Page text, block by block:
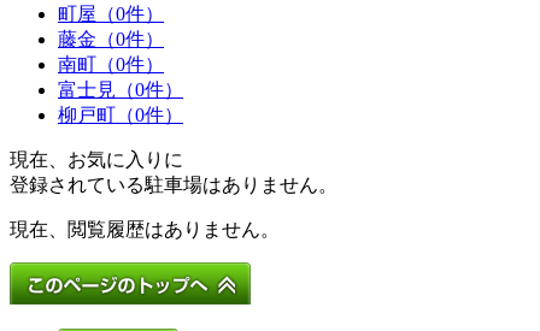
町屋（0件）
藤金（0件）
南町（0件）
富士見（0件）
柳戸町（0件）
現在、お気に入りに
登録されている駐車場はありません。
現在、閲覧履歴はありません。